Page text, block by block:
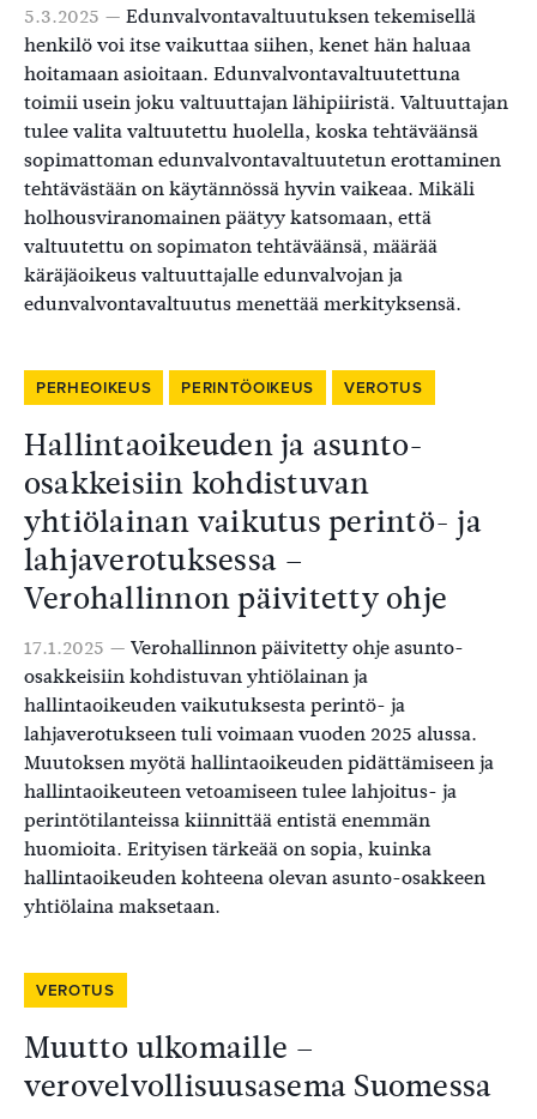
5.3.2025 — Edunvalvontavaltuutuksen tekemisellä
henkilö voi itse vaikuttaa siihen, kenet hän haluaa
hoitamaan asioitaan. Edunvalvontavaltuutettuna
toimii usein joku valtuuttajan lähipiiristä. Valtuuttajan
tulee valita valtuutettu huolella, koska tehtäväänsä
sopimattoman edunvalvontavaltuutetun erottaminen
tehtävästään on käytännössä hyvin vaikeaa. Mikäli
holhousviranomainen päätyy katsomaan, että
valtuutettu on sopimaton tehtäväänsä, määrää
käräjäoikeus valtuuttajalle edunvalvojan ja
edunvalvontavaltuutus menettää merkityksensä.
PERHEOIKEUS PERINTÖOIKEUS VEROTUS
Hallintaoikeuden ja asunto-
osakkeisiin kohdistuvan
yhtiölainan vaikutus perintö- ja
lahjaverotuksessa –
Verohallinnon päivitetty ohje
17.1.2025 — Verohallinnon päivitetty ohje asunto-
osakkeisiin kohdistuvan yhtiölainan ja
hallintaoikeuden vaikutuksesta perintö- ja
lahjaverotukseen tuli voimaan vuoden 2025 alussa.
Muutoksen myötä hallintaoikeuden pidättämiseen ja
hallintaoikeuteen vetoamiseen tulee lahjoitus- ja
perintötilanteissa kiinnittää entistä enemmän
huomioita. Erityisen tärkeää on sopia, kuinka
hallintaoikeuden kohteena olevan asunto-osakkeen
yhtiölaina maksetaan.
VEROTUS
Muutto ulkomaille –
verovelvollisuusasema Suomessa